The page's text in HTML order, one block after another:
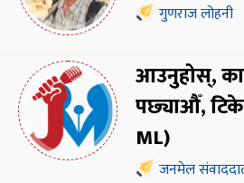
गुणराज लोहनी
आउनुहोस्,
पछ्याऔँ,
ML)
जनमेल